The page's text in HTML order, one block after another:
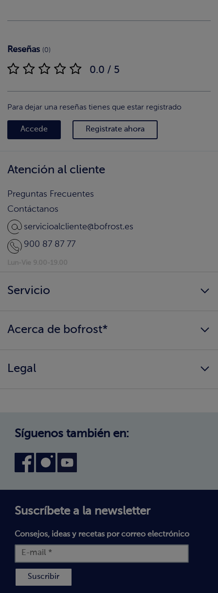
Reseñas (0)
0.0 / 5
Para dejar una reseñas tienes que estar registrado
Accede Regìstrate ahora
Atención al cliente
Preguntas Frecuentes
Contáctanos
servicioalcliente@bofrost.es
900 87 87 77
Servicio
¿Llegamos a tu hogar?
Cambio de zona
Acerca de bofrost*
Nuestros valores
Legal
Declaración de accesibilidad
Política de Cookies
Términos y Condiciones
Síguenos también en:
Suscríbete a la newsletter
Consejos, ideas y recetas por correo electrónico
Suscribir